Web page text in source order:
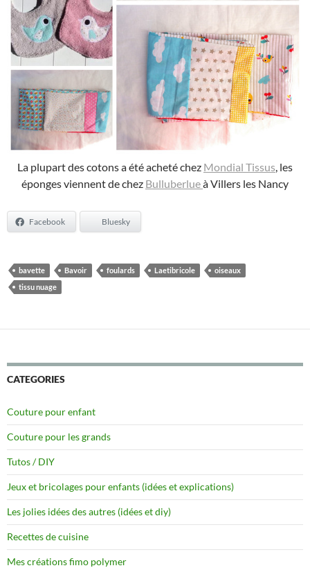
La plupart des cotons a été acheté chez Mondial Tissus, les
éponges viennent de chez Bulluberlueà Villers les Nancy
Facebook Bluesky
bavette Bavoir foulards Laetibricole
oiseaux
tissu nuage
CATEGORIES
Couture pour enfant
Couture pour les grands
Tutos / DIY
Jeux et bricolages pour enfants (idées et explications)
Les jolies idées des autres (idées et diy)
Recettes de cuisine
Mes créations fimo polymer